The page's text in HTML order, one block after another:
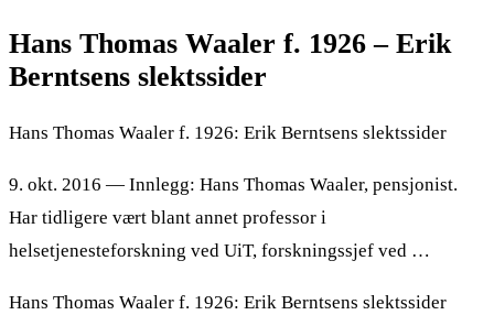
Hans Thomas Waaler f. 1926 – Erik
Berntsens slektssider
Hans Thomas Waaler f. 1926: Erik Berntsens slektssider
9. okt. 2016 — Innlegg: Hans Thomas Waaler, pensjonist.
Har tidligere vært blant annet professor i
helsetjenesteforskning ved UiT, forskningssjef ved …
Hans Thomas Waaler f. 1926: Erik Berntsens slektssider